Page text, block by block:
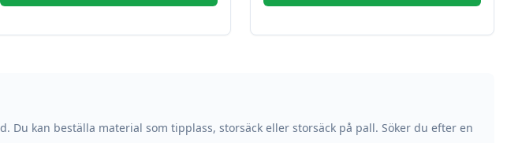
. Du kan beställa material som tipplass, storsäck eller storsäck på pall. Söker du efter en